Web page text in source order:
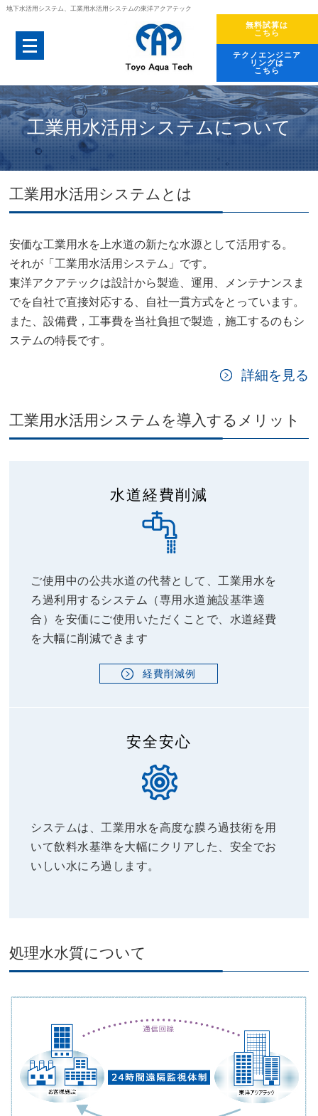
地下水活用システム、工業用水活用システムの東洋アクアテック
無料試算は
こちら
テクノエンジニア
リングは
こちら
工業用水活用システムについて
工業用水活用システムとは
安価な工業用水を上水道の新たな水源として活用する。
それが「工業用水活用システム」です。
東洋アクアテックは設計から製造、運用、メンテナンスま
でを自社で直接対応する、自社一貫方式をとっています。
また、設備費，工事費を当社負担で製造，施工するのもシ
ステムの特長です。
詳細を見る
工業用水活用システムを導入するメリット
水道経費削減
ご使用中の公共水道の代替として、工業用水を
ろ過利用するシステム（専用水道施設基準適
合）を安価にご使用いただくことで、水道経費
を大幅に削減できます
経費削減例
安全安心
システムは、工業用水を高度な膜ろ過技術を用
いて飲料水基準を大幅にクリアした、安全でお
いしい水にろ過します。
処理水水質について